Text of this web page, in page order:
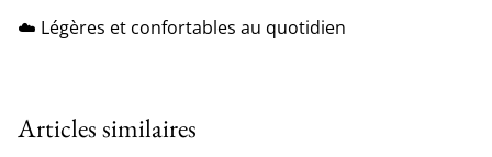
☁️ Légères et confortables au quotidien
Articles similaires